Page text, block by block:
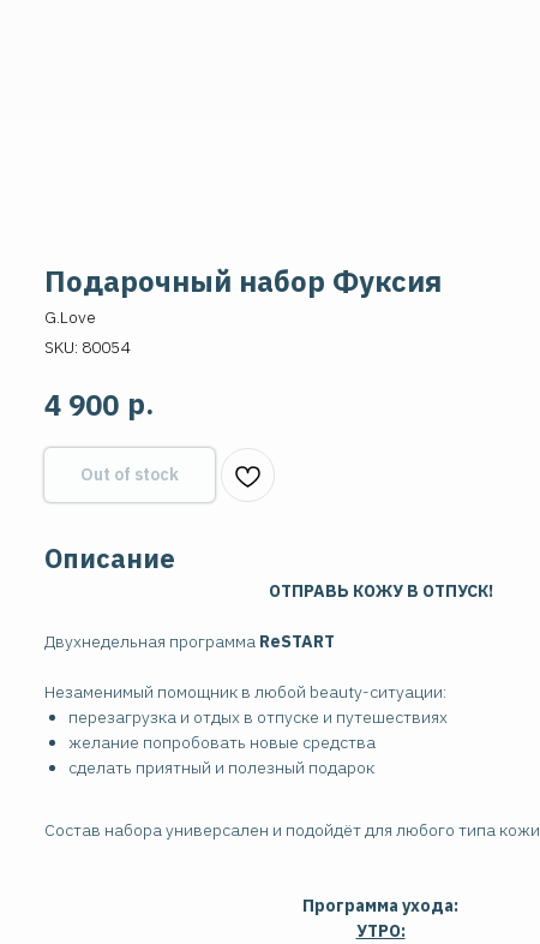
Подарочный набор Фуксия
G.Love
SKU: 80054
4 900 р.
Out of stock
Описание
ОТПРАВЬ КОЖУ В ОТПУСК!
Двухнедельная программа ReSTART
Незаменимый помощник в любой beauty-ситуации:
перезагрузка и отдых в отпуске и путешествиях
желание попробовать новые средства
сделать приятный и полезный подарок
Состав набора универсален и подойдёт для любого типа кожи
Программа ухода:
УТРО: